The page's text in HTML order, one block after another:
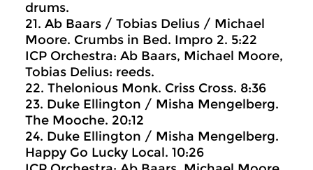
drums.
21. Ab Baars / Tobias Delius / Michael
Moore. Crumbs in Bed. Impro 2. 5:22
ICP Orchestra: Ab Baars, Michael Moore,
Tobias Delius: reeds.
22. Thelonious Monk. Criss Cross. 8:36
23. Duke Ellington / Misha Mengelberg.
The Mooche. 20:12
24. Duke Ellington / Misha Mengelberg.
Happy Go Lucky Local. 10:26